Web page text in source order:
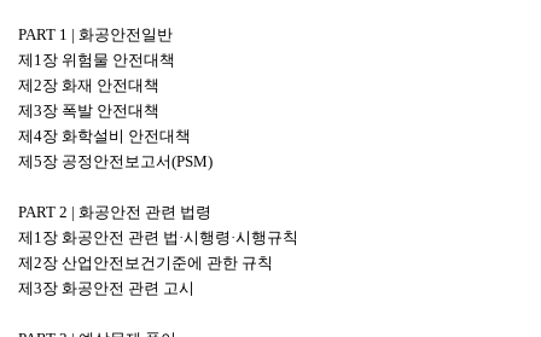
PART 1 | 화공안전일반
제1장 위험물 안전대책
제2장 화재 안전대책
제3장 폭발 안전대책
제4장 화학설비 안전대책
제5장 공정안전보고서(PSM)
PART 2 | 화공안전 관련 법령
제1장 화공안전 관련 법·시행령·시행규칙
제2장 산업안전보건기준에 관한 규칙
제3장 화공안전 관련 고시